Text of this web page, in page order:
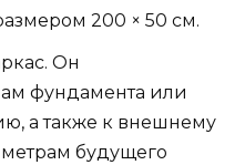
200 × 50 см.
Он
фундамента или
а также к внешнему
будущего